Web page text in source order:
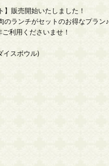
】販売開始いたしました！
のランチがセットのお得なプラン♪
利用くださいませ！
スボウル)